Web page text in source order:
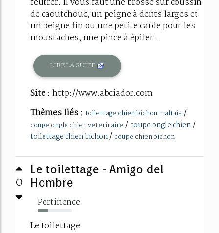
feutrer. Il vous faut une brosse sur coussin
de caoutchouc, un peigne à dents larges et
un peigne fin ou une petite carde pour les
moustaches, une pince à épiler...
LIRE LA SUITE
Site : http://www.abciador.com
Thèmes liés : toilettage chien bichon maltais /
coupe ongle chien veterinaire / coupe ongle chien/
toilettage chien bichon/ coupe chien bichon
0
Le toilettage - Amigo del
Hombre
Pertinence
30%
Le toilettage